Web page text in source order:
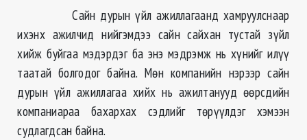
Сайн дурын үйл ажиллагаанд хамруулснаар
ихэнх ажилчид нийгэмдээ сайн сайхан тустай зүйл
хийж буйгаа мэдэрдэг ба энэ мэдрэмж нь хүнийг илүү
таатай болгодог байна. Мөн компанийн нэрээр сайн
дурын үйл ажиллагаа хийх нь ажилтанууд өөрсдийн
компаниараа бахархах сэдлийг төрүүлдэг хэмээн
судлагдсан байна.